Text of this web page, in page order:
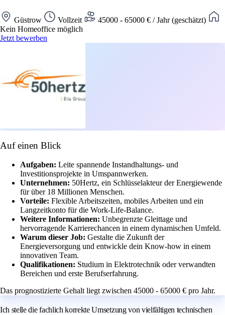
Güstrow Vollzeit
45000 - 65000 € / Jahr (geschätzt)
Kein Homeoffice möglich
Jetzt bewerben
Auf einen Blick
Aufgaben: Leite spannende Instandhaltungs- und
Investitionsprojekte in Umspannwerken.
Unternehmen: 50Hertz, ein Schlüsselakteur der Energiewende
für über 18 Millionen Menschen.
Vorteile: Flexible Arbeitszeiten, mobiles Arbeiten und ein
Langzeitkonto für die Work-Life-Balance.
Weitere Informationen: Unbegrenzte Gleittage und
hervorragende Karrierechancen in einem dynamischen Umfeld.
Warum dieser Job: Gestalte die Zukunft der
Energieversorgung und entwickle dein Know-how in einem
innovativen Team.
Qualifikationen: Studium in Elektrotechnik oder verwandten
Bereichen und erste Berufserfahrung.
Das prognostizierte Gehalt liegt zwischen 45000 - 65000 € pro Jahr.
Ich stelle die fachlich korrekte Umsetzung von vielfältigen technischen